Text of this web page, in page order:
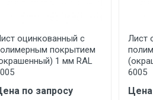
оцинкованный с
покрытием
1 мм RAL
по запросу
Лист
6005
Цена